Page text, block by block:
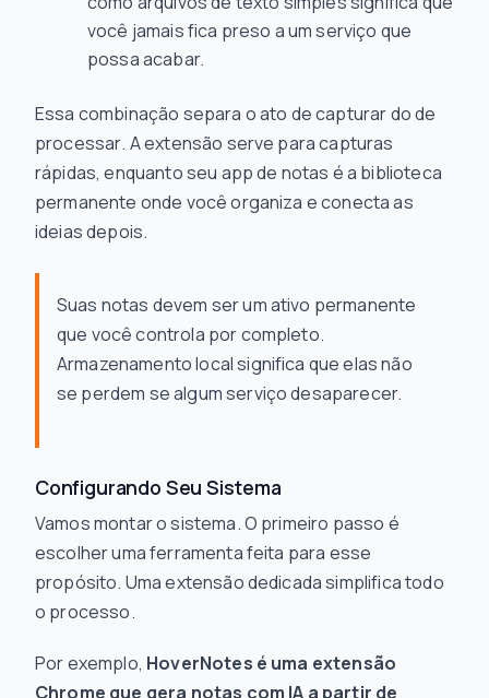
você jamais fica preso a um serviço que
possa acabar.
Essa combinação separa o ato decapturardo de
processar. A extensão serve para capturas
rápidas, enquanto seu app de notas é a biblioteca
permanente onde você organiza e conecta as
ideias depois.
Suas notas devem ser um ativo permanente
que você controla por completo.
Armazenamento local significa que elas não
se perdem se algum serviço desaparecer.
Configurando Seu Sistema
Vamos montar o sistema. O primeiro passo é
escolher uma ferramenta feita para esse
propósito. Uma extensão dedicada simplifica todo
o processo.
Por exemplo, HoverNotes é uma extensão
Chrome que gera notas com IA a partir de